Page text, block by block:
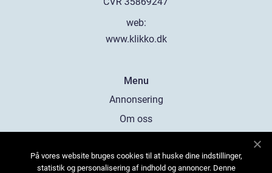
web:
www.klikko.dk
Menu
Annonsering
Om oss
Kontakta oss
På vores website bruges cookies til at huske dine indstillinger,
statistik og personalisering af indhold og annoncer. Denne